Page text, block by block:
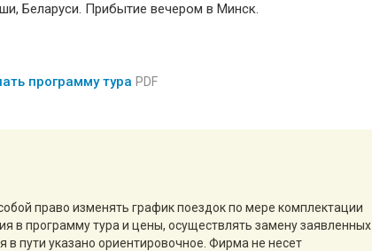
Беларуси. Прибытие вечером в Минск.
программу тура PDF
право изменять график поездок по мере комплектации
в программу тура и цены, осуществлять замену заявленных
пути указано ориентировочное. Фирма не несет